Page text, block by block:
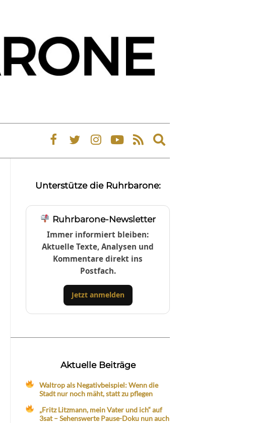
Expand
search
Unterstütze die Ruhrbarone:
Ruhrbarone-Newsletter
Immer informiert bleiben:
Aktuelle Texte, Analysen und
Kommentare direkt ins
Postfach.
Jetzt anmelden
Aktuelle Beiträge
Waltrop als Negativbeispiel: Wenn die
Stadt nur noch mäht, statt zu pflegen
„Fritz Litzmann, mein Vater und ich“ auf
3sat – Sehenswerte Pause-Doku nun auch